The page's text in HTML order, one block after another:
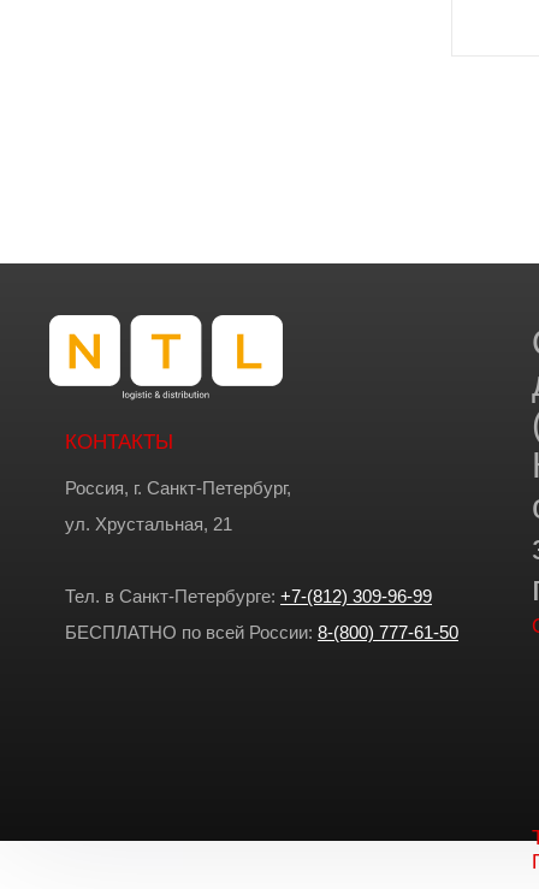
КОНТАКТЫ
Россия, г. Санкт-Петербург,
ул. Хрустальная, 21
Тел. в Санкт-Петербурге: +7-(812) 309-96-99
БЕСПЛАТНО по всей России: 8-(800) 777-61-50